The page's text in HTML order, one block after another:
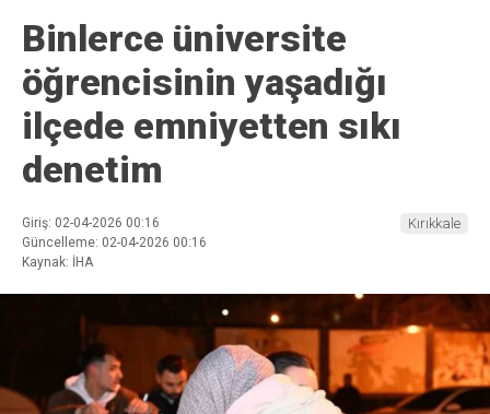
Binlerce üniversite
öğrencisinin yaşadığı
ilçede emniyetten sıkı
denetim
Giriş: 02-04-2026 00:16
Güncelleme: 02-04-2026 00:16
Kaynak: İHA
Kırıkkale